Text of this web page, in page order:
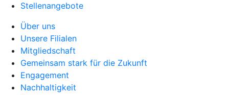
Stellenangebote
Über uns
Unsere Filialen
Mitgliedschaft
Gemeinsam stark für die Zukunft
Engagement
Nachhaltigkeit